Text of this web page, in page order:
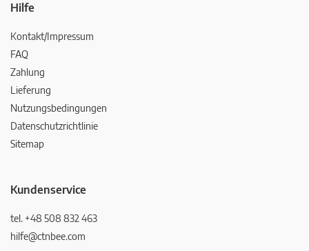
Hilfe
Kontakt/Impressum
FAQ
Zahlung
Lieferung
Nutzungsbedingungen
Datenschutzrichtlinie
Sitemap
Kundenservice
tel. +48 508 832 463
hilfe@ctnbee.com